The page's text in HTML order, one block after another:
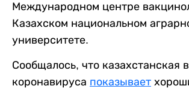
Международном центре
Казахском национальном
университете.
Сообщалось, что казахстанская
коронавируса показывает